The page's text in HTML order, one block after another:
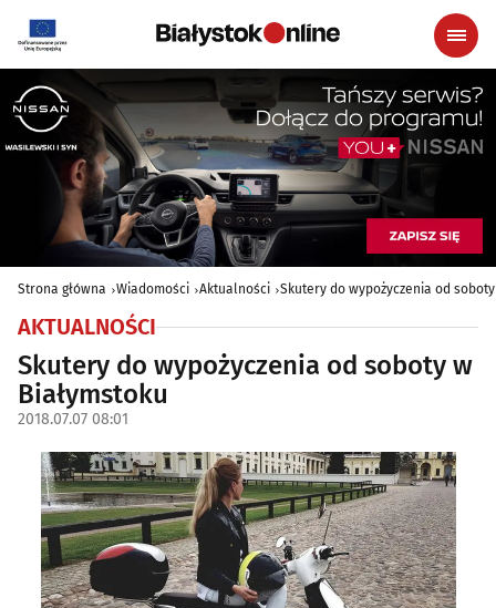
Strona główna Wiadomości Aktualności Skutery do wypożyczenia od
AKTUALNOŚCI
Skutery do wypożyczenia od soboty w
Białymstoku
2018.07.07 08:01